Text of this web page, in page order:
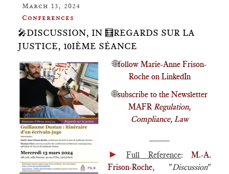
March 13, 2024
Conferences
🎤DISCUSSION, IN 🧮REGARDS SUR LA
JUSTICE, 10IÈME SÉANCE
🌐follow Marie-Anne Frison-
Roche on LinkedIn
🌐subscribe to the Newsletter
MAFRRegulation,
Compliance, Law
► Full Reference:M.-A.
Frison-Roche, "Discussion"